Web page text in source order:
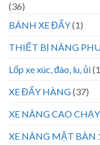
(36)
BÁNH XE ĐẨY(1)
THIẾT BỊ NÂNG
Lốp xe xúc, đào, lu, ủi
XE ĐẨY HÀNG(37)
XE NÂNG CAO
XE NÂNG MẶT BÀN